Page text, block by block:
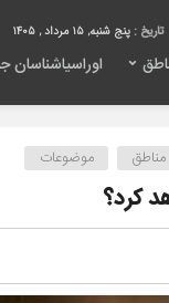
تاریخ : پنج شنبه, ۱۵ مرداد , ۱۴۰۵
اوراسیاشناسان
مناطق موضوعات
کرد؟